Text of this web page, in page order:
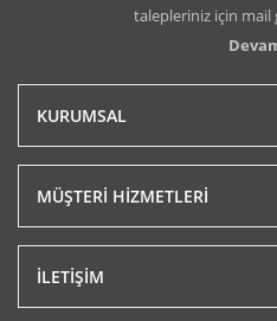
talepleriniz için mail
KURUMSAL
MÜŞTERİ HİZMETLERİ
İLETİŞİM